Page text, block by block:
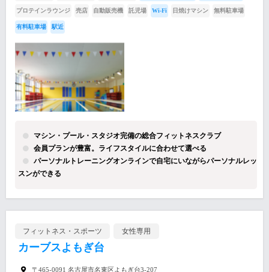
プロテインラウンジ 売店 自動販売機 託児場 Wi-Fi 日焼けマシン 無料駐車場
有料駐車場 駅近
マシン・プール・スタジオ完備の総合フィットネスクラブ
会員プランが豊富。ライフスタイルに合わせて選べる
パーソナルトレーニングオンラインで自宅にいながらパーソナルレッ
スンができる
フィットネス・スポーツ 女性専用
カーブスよもぎ台
〒465-0091 名古屋市名東区よもぎ台3-207